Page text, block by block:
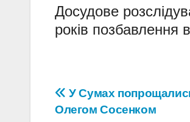
Досудове
років позбавлення
Навігація
У Сумах
Олегом Сосенком